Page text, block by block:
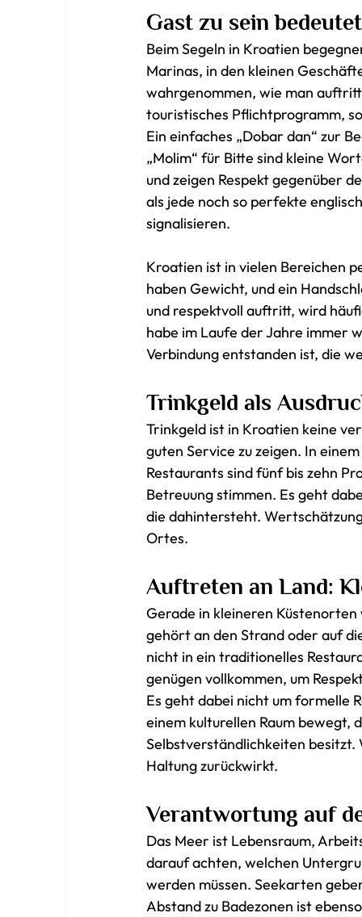
Gast zu sein
Beim Segeln in Kroatien
Marinas, in den kleinen
wahrgenommen, wie man
touristisches Pflichtprogramm,
Ein einfaches „Dobar dan“ zur
„Molim“ für Bitte sind kleine
und zeigen Respekt gegenüber
als jede noch so perfekte
signalisieren.
Kroatien ist in vielen Bereichen
haben Gewicht, und ein
und respektvoll auftritt, wird
habe im Laufe der Jahre immer
Verbindung entstanden ist, die
Trinkgeld als
Trinkgeld ist in Kroatien keine
guten Service zu zeigen. In
Restaurants sind fünf bis zehn
Betreuung stimmen. Es geht
die dahintersteht.
Ortes.
Auftreten an Land:
Gerade in kleineren
gehört an den Strand oder auf
nicht in ein traditionelles
genügen vollkommen, um
Es geht dabei nicht um formelle
einem kulturellen Raum bewegt,
Selbstverständlichkeiten besitzt.
Haltung zurückwirkt.
Verantwortung auf
Das Meer ist Lebensraum,
darauf achten, welchen
werden müssen. Seekarten
Abstand zu Badezonen ist